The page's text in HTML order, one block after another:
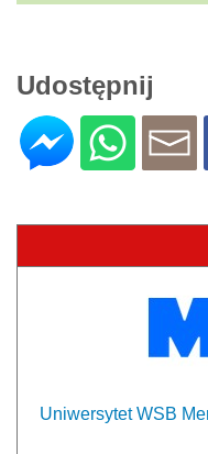
Udostępnij
Uniwersytet WSB